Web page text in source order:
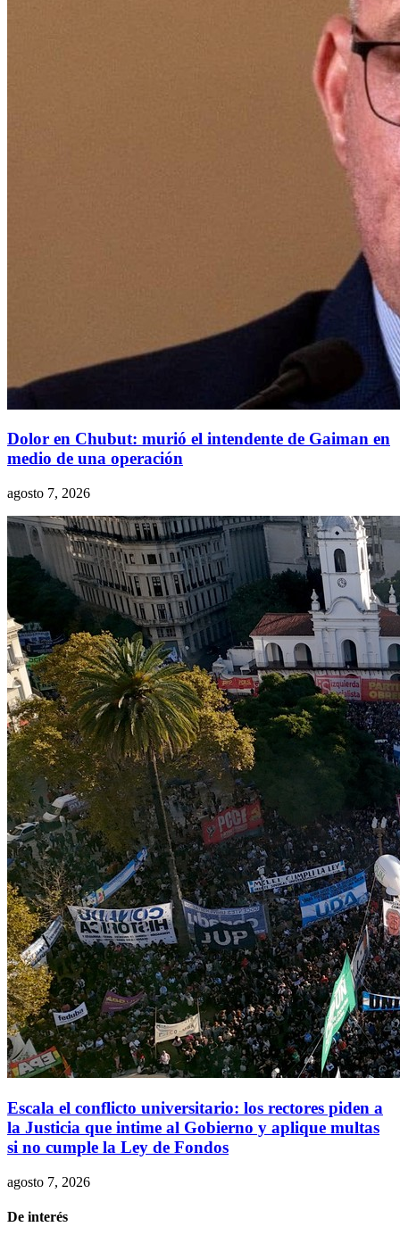
Dolor en Chubut: murió el intendente de Gaiman en
medio de una operación
agosto 7, 2026
Escala el conflicto universitario: los rectores piden a
la Justicia que intime al Gobierno y aplique multas
si no cumple la Ley de Fondos
agosto 7, 2026
De interés